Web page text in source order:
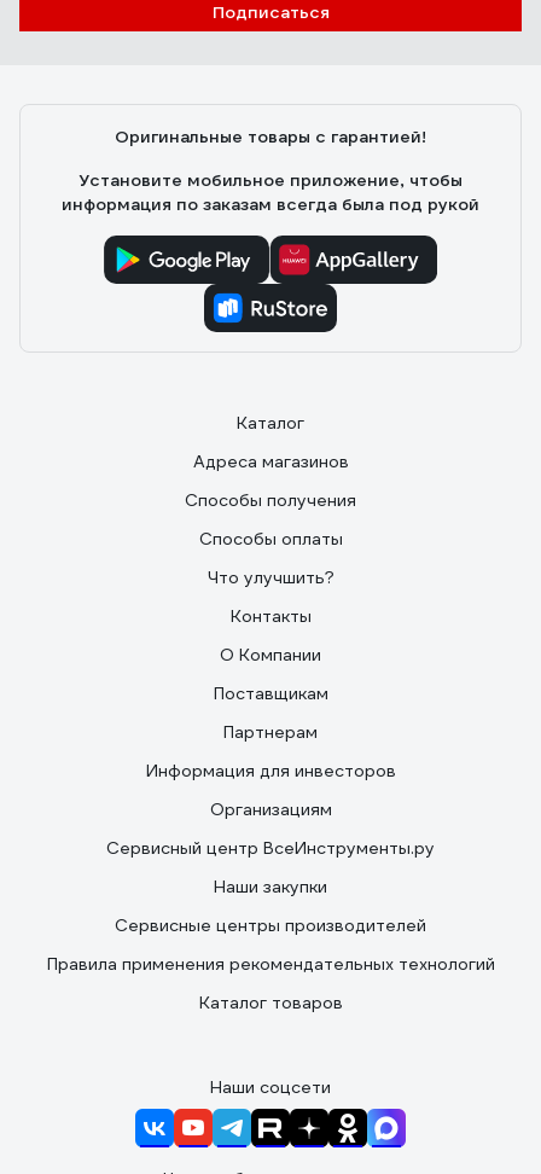
Подписаться
Оригинальные товары с гарантией!
Установите мобильное приложение, чтобы
информация по заказам всегда была под рукой
Каталог
Адреса магазинов
Способы получения
Способы оплаты
Что улучшить?
Контакты
О Компании
Поставщикам
Партнерам
Информация для инвесторов
Организациям
Сервисный центр ВсеИнструменты.ру
Наши закупки
Сервисные центры производителей
Правила применения рекомендательных технологий
Каталог товаров
Наши соцсети